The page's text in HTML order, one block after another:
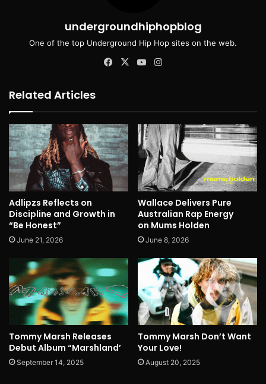
undergroundhiphopblog
One of the top Underground Hip Hop sites on the web.
Facebook
X YouTube
Related Articles
Adlipzs Reflects on
Discipline and Growth in
“Be Honest”
June 21, 2026
Wallace Delivers Pure
Australian Rap Energy
on Mums Holden
June 8, 2026
Tommy Marsh Releases
Debut Album “Marshland’
September 14, 2025
Tommy Marsh Don’t Want
Your Love!
August 20, 2025